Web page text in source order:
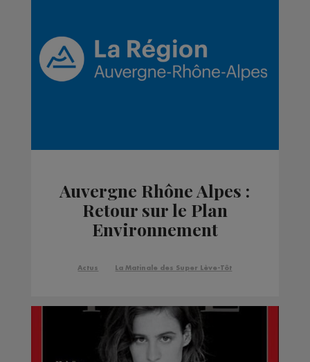
Auvergne Rhône Alpes :
Retour sur le Plan
Environnement
Actus La Matinale des Super Lève-Tôt